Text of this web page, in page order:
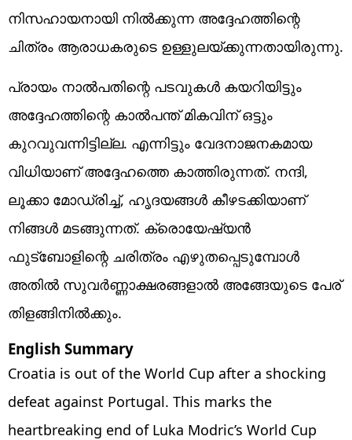
നിസഹായനായി നില്‍ക്കുന്ന അദ്ദേഹത്തിന്റെ
ചിത്രം ആരാധകരുടെ ഉള്ളുലയ്ക്കുന്നതായിരുന്നു.
പ്രായം നാല്‍പതിന്റെ പടവുകള്‍ കയറിയിട്ടും
അദ്ദേഹത്തിന്റെ കാല്‍പന്ത് മികവിന് ഒട്ടും
കുറവുവന്നിട്ടില്ല. എന്നിട്ടും വേദനാജനകമായ
വിധിയാണ് അദ്ദേഹത്തെ കാത്തിരുന്നത്. നന്ദി,
ലൂക്കാ മോഡ്രിച്ച്, ഹൃദയങ്ങള്‍ കീഴടക്കിയാണ്
നിങ്ങള്‍ മടങ്ങുന്നത്. ക്രൊയേഷ്യന്‍
ഫുട്‌ബോളിന്റെ ചരിത്രം എഴുതപ്പെടുമ്പോള്‍
അതില്‍ സുവര്‍ണ്ണാക്ഷരങ്ങളാല്‍ അങ്ങേയുടെ പേര്
തിളങ്ങിനില്‍ക്കും.
English Summary
Croatia is out of the World Cup after a shocking
defeat against Portugal. This marks the
heartbreaking end of Luka Modric’s World Cup